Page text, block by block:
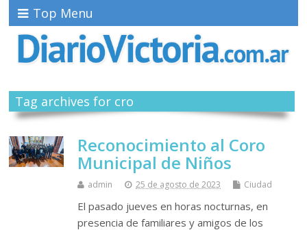
Top Menu
Tag archives for cro
Reconocimiento al Coro
Municipal de Niños
admin 25 de agosto de 2023 Ciudad
El pasado jueves en horas nocturnas, en
presencia de familiares y amigos de los